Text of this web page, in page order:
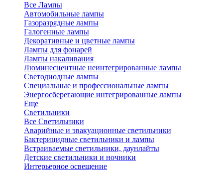
Все Лампы
Автомобильные лампы
Газоразрядные лампы
Галогенные лампы
Декоративные и цветные лампы
Лампы для фонарей
Лампы накаливания
Люминесцентные неинтегрированные лампы
Светодиодные лампы
Специальные и профессиональные лампы
Энергосберегающие интегрированные лампы
Еще
Светильники
Все Светильники
Аварийные и эвакуационные светильники
Бактерицидные светильники и лампы
Встраиваемые светильники, даунлайты
Детские светильники и ночники
Интерьерное освещение